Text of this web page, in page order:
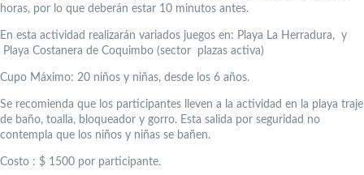
horas, por lo que deberán estar 10 minutos antes.
En esta actividad realizarán variados juegos en: Playa La Herradura, y
Playa Costanera de Coquimbo (sector plazas activa)
Cupo Máximo: 20 niños y niñas, desde los 6 años.
Se recomienda que los participantes lleven a la actividad en la playa traje
de baño, toalla, bloqueador y gorro. Esta salida por seguridad no
contempla que los niños y niñas se bañen.
Costo : $ 1500 por participante.